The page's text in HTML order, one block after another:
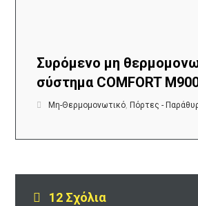
Συρόμενο μη
σύστημα COMFORT
Μη-Θερμομονωτικό, Πόρτες -
12 Σχόλια